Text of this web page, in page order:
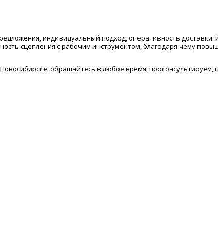
индивидуальный подход, оперативность доставки.
сцепления с рабочим инструментом, благодаря чему
обращайтесь в любое время,